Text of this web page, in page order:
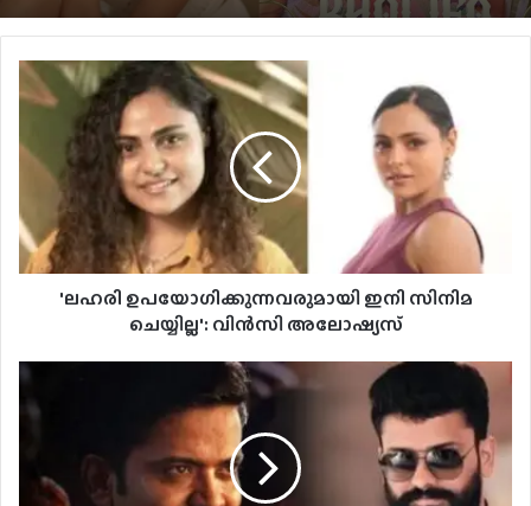
പൃഥ്വിരാജിന്റെ നായികയായി മാളവിക
ശര്‍മ്മ മലയാളത്തിലേക്ക്
'ലഹരി ഉപയോ​ഗിക്കുന്നവരുമായി ഇനി സിനിമ
ചെയ്യില്ല': വിൻസി അലോഷ്യസ്